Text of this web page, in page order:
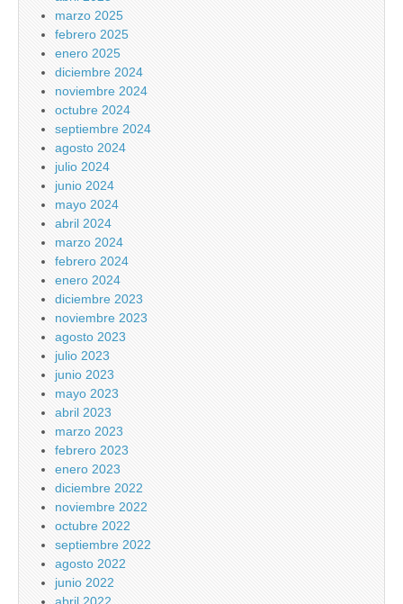
marzo 2025
febrero 2025
enero 2025
diciembre 2024
noviembre 2024
octubre 2024
septiembre 2024
agosto 2024
julio 2024
junio 2024
mayo 2024
abril 2024
marzo 2024
febrero 2024
enero 2024
diciembre 2023
noviembre 2023
agosto 2023
julio 2023
junio 2023
mayo 2023
abril 2023
marzo 2023
febrero 2023
enero 2023
diciembre 2022
noviembre 2022
octubre 2022
septiembre 2022
agosto 2022
junio 2022